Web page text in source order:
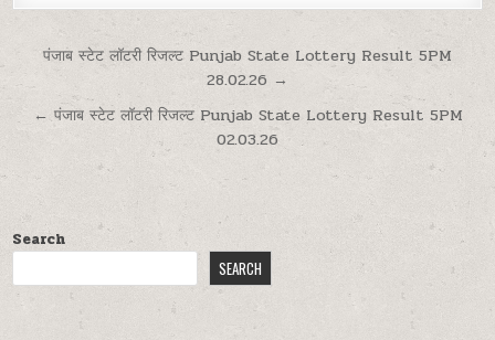
Post
navigation
पंजाब स्टेट लॉटरी रिजल्ट Punjab State Lottery Result 5PM
28.02.26 →
← पंजाब स्टेट लॉटरी रिजल्ट Punjab State Lottery Result 5PM
02.03.26
Search
SEARCH